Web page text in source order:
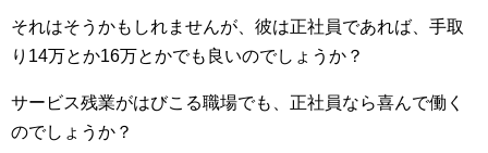
それはそうかもしれませんが、彼は正社員であれば、手取
り14万とか16万とかでも良いのでしょうか？
サービス残業がはびこる職場でも、正社員なら喜んで働く
のでしょうか？